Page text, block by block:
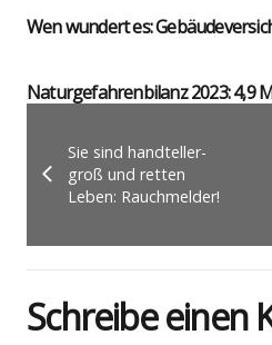
Wen wun­dert es:
Natur­ge­fah­ren­bi­lanz 2023: 4,9
Sie sind hand­tel­ler­
groß und ret­ten
Leben: Rauch­mel­der!
Schreibe einen